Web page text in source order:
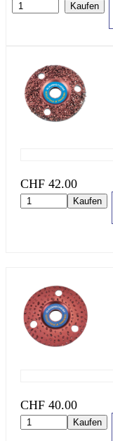
Kaufen
CHF 42.00
Kaufen
CHF 40.00
Kaufen